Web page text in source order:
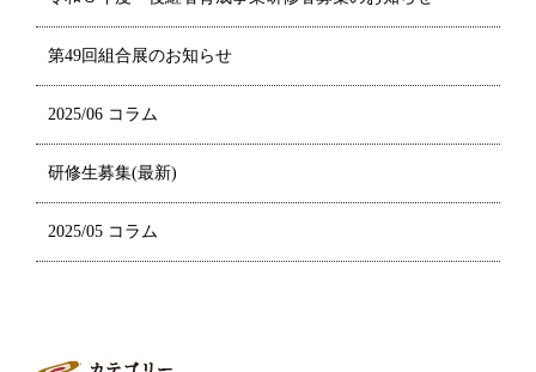
第49回組合展のお知らせ
2025/06 コラム
研修生募集(最新)
2025/05 コラム